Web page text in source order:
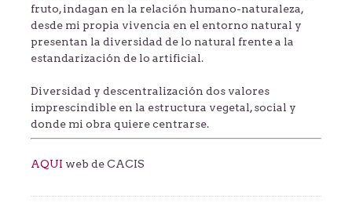
fruto, indagan en la relación humano-naturaleza,
desde mi propia vivencia en el entorno natural y
presentan la diversidad de lo natural frente a la
estandarización de lo artificial.
Diversidad y descentralización dos valores
imprescindible en la estructura vegetal, social y
donde mi obra quiere centrarse.
AQUI web de CACIS